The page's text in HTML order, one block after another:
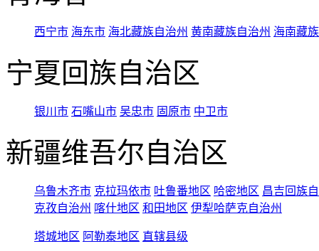
西宁市 海东市 海北藏族自治州 黄南藏族自治州 海南藏
宁夏回族自治区
银川市 石嘴山市 吴忠市 固原市 中卫市
新疆维吾尔自治区
乌鲁木齐市 克拉玛依市 吐鲁番地区 哈密地区 昌吉回族
克孜自治州 喀什地区 和田地区 伊犁哈萨克自治州
塔城地区 阿勒泰地区 直辖县级